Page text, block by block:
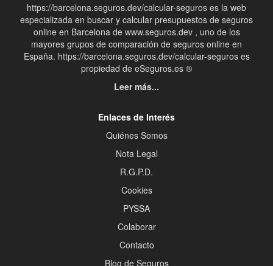
https://barcelona.seguros.dev/calcular-seguros es la web
especializada en buscar y calcular presupuestos de seguros
online en Barcelona de www.seguros.dev , uno de los
mayores grupos de comparación de seguros online en
España. https://barcelona.seguros.dev/calcular-seguros es
propiedad de eSeguros.es ®
Leer más...
Enlaces de Interés
Quiénes Somos
Nota Legal
R.G.P.D.
Cookies
PYSSA
Colaborar
Contacto
Blog de Seguros